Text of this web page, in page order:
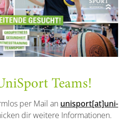
Teams!
per Mail an unisport[at]uni-
dir weitere Informationen.